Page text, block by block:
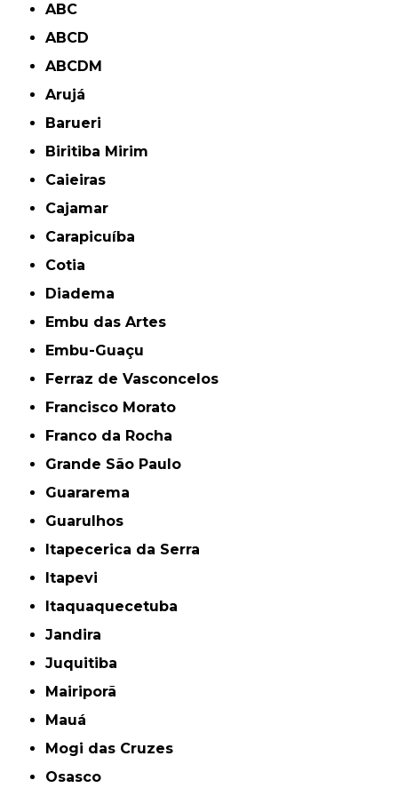
ABC
ABCD
ABCDM
Arujá
Barueri
Biritiba Mirim
Caieiras
Cajamar
Carapicuíba
Cotia
Diadema
Embu das Artes
Embu-Guaçu
Ferraz de Vasconcelos
Francisco Morato
Franco da Rocha
Grande São Paulo
Guararema
Guarulhos
Itapecerica da Serra
Itapevi
Itaquaquecetuba
Jandira
Juquitiba
Mairiporã
Mauá
Mogi das Cruzes
Osasco